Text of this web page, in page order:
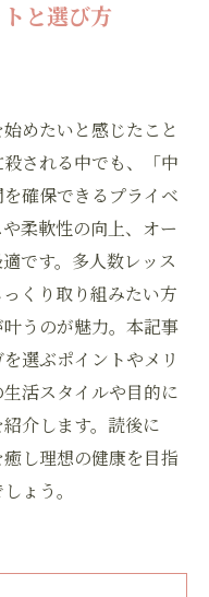
と選び方
めたいと感じたこと
される中でも、「中
確保できるプライベ
柔軟性の向上、オー
です。多人数レッス
くり取り組みたい方
うのが魅力。本記事
選ぶポイントやメリ
活スタイルや目的に
介します。読後に
し理想の健康を目指
ょう。